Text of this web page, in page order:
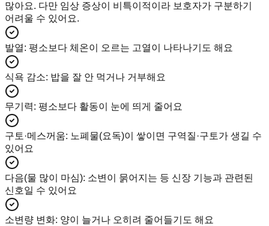
많아요. 다만 임상 증상이 비특이적이라 보호자가 구분하기
어려울 수 있어요.
발열: 평소보다 체온이 오르는 고열이 나타나기도 해요
식욕 감소: 밥을 잘 안 먹거나 거부해요
무기력: 평소보다 활동이 눈에 띄게 줄어요
구토·메스꺼움: 노폐물(요독)이 쌓이면 구역질·구토가 생길 수
있어요
다음(물 많이 마심): 소변이 묽어지는 등 신장 기능과 관련된
신호일 수 있어요
소변량 변화: 양이 늘거나 오히려 줄어들기도 해요